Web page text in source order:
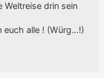
drin sein
euch alle ! (Würg…!)